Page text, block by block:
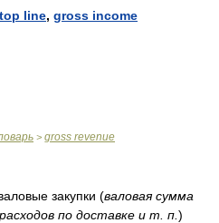
top line, gross income
> gross revenue
закупки (валовая сумма
по доставке и т. п. )